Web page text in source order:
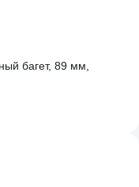
багет, 89 мм,